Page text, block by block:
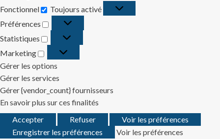
Fonctionnel
Fonctionnel
Toujours activé
Préférences
Préférences
Statistiques
Statistiques
Marketing
Marketing
Gérer les options
Gérer les services
Gérer {vendor_count} fournisseurs
En savoir plus sur ces finalités
Accepter
Refuser
Voir les préférences
Enregistrer les préférences
Voir les préférences